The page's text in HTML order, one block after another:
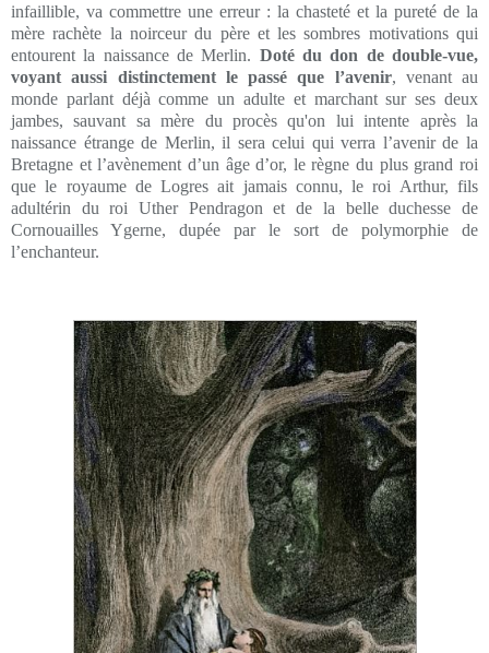
infaillible, va commettre une erreur : la chasteté et la pureté de la
mère rachète la noirceur du père et les sombres motivations qui
entourent la naissance de Merlin. Doté du don de double-vue,
voyant aussi distinctement le passé que l’avenir, venant au
monde parlant déjà comme un adulte et marchant sur ses deux
jambes, sauvant sa mère du procès qu'on lui intente après la
naissance étrange de Merlin, il sera celui qui verra l’avenir de la
Bretagne et l’avènement d’un âge d’or, le règne du plus grand roi
que le royaume de Logres ait jamais connu, le roi Arthur, fils
adultérin du roi Uther Pendragon et de la belle duchesse de
Cornouailles Ygerne, dupée par le sort de polymorphie de
l’enchanteur.